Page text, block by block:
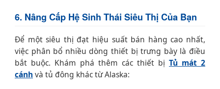
6. Nâng Cấp Hệ Sinh Thái Siêu Thị Của Bạn
Để một siêu thị đạt hiệu suất bán hàng cao nhất,
việc phân bổ nhiều dòng thiết bị trưng bày là điều
bắt buộc. Khám phá thêm các thiết bị Tủ mát 2
cánh và tủ đông khác từ Alaska: